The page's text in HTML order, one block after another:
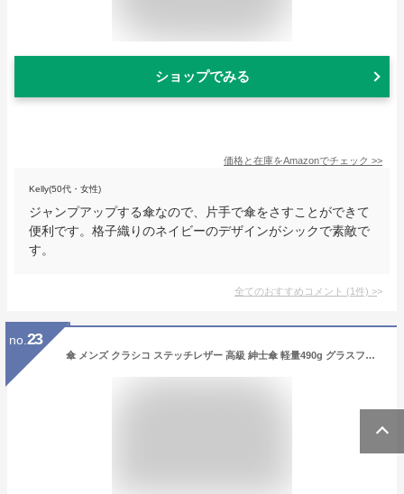
ショップでみる
価格と在庫をAmazonでチェック >>
Kelly(50代・女性)
ジャンプアップする傘なので、片手で傘をさすことができて
便利です。格子織りのネイビーのデザインがシックで素敵で
す。
全てのおすすめコメント (1件) >
no. 23
傘 メンズ クラシコ ステッチレザー 高級 紳士傘 軽量490g グラスファイバー骨 かさ カサ 大きい 雨傘 おしゃれ ブランド メンズファッション 保証付き 16本骨 ストライプ グレー ◎